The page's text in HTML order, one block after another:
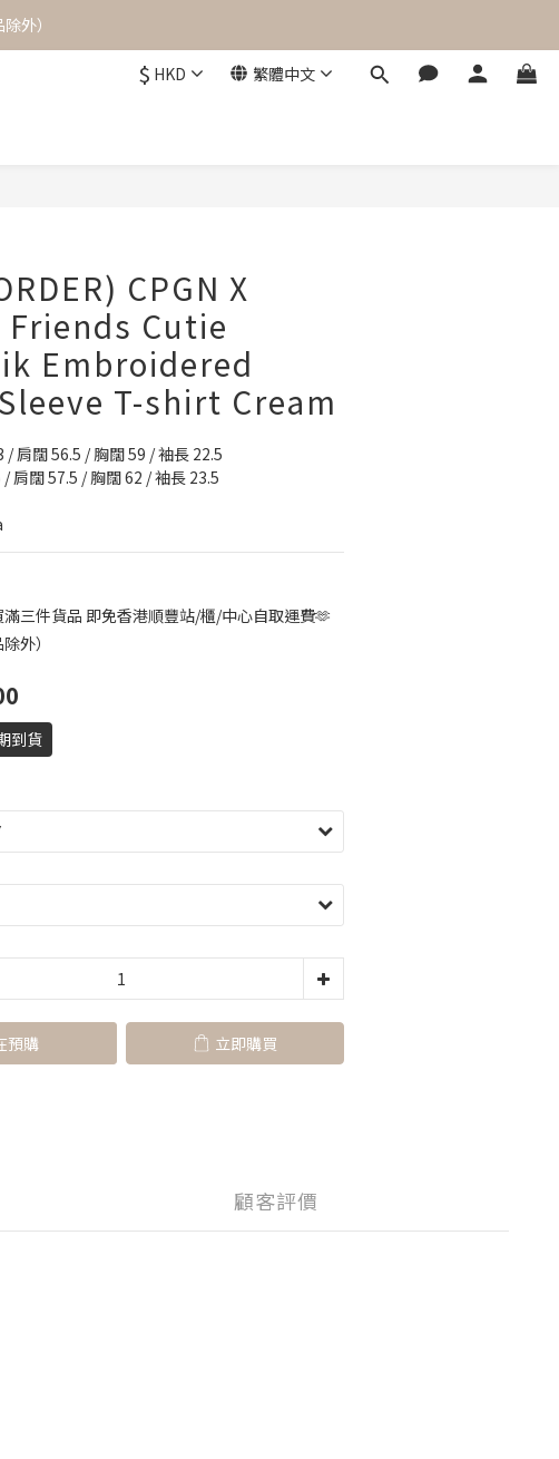
外）
$ HKD 繁體中文
CPGN X
Friends Cutie
Embroidered
T-shirt Cream
/ 肩闊 56.5 / 胸闊 59 / 袖長 22.5
肩闊 57.5 / 胸闊 62 / 袖長 23.5
三件貨品 即免香港順豐站/櫃/中心自取運費🫶
外）
到貨
預購 立即購買
顧客評價